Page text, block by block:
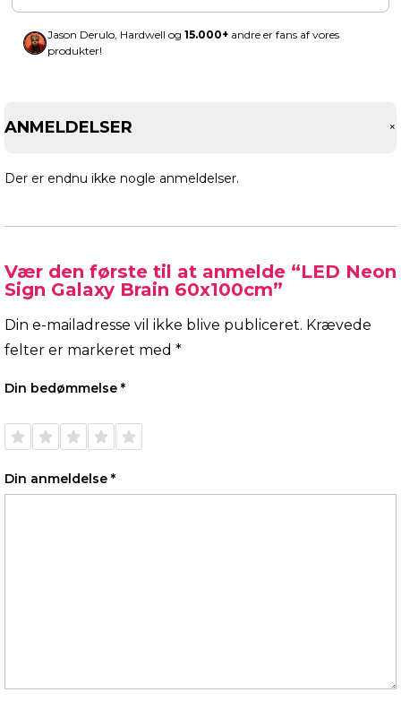
Jason Derulo, Hardwell og 15.000+ andre er fans af vores
produkter!
ANMELDELSER +
Der er endnu ikke nogle anmeldelser.
Vær den første til at anmelde “LED Neon
Sign Galaxy Brain 60x100cm”
Din e-mailadresse vil ikke blive publiceret. Krævede
felter er markeret med *
Din bedømmelse *
Din anmeldelse *